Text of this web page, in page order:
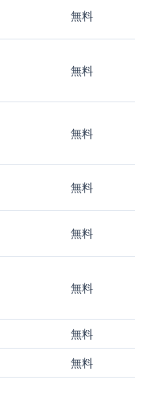
無料
無料
無料
無料
無料
無料
無料
無料